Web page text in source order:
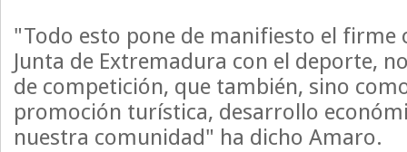
"Todo esto pone de manifiesto el firme
Junta de Extremadura con el deporte,
de competición, que también, sino
promoción turística, desarrollo
nuestra comunidad" ha dicho Amaro.